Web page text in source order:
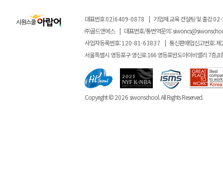
대표번호02)6409-0878 | 기업체 교육 컨설팅 및 출강
㈜골드앤에스 | 대표번호/통번역문의:
사업자등록번호:120-81-63837 | 통신판매업신고번호: 제
서울특별시 영등포구 영신로 166 영등포반도아이비밸리 7층,8
Copyright ©2026siwonschool. All Rights Reserved.